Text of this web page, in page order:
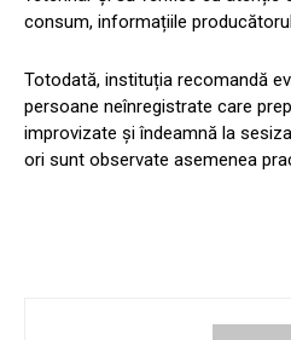
consum, informațiile
Totodată, instituția recomandă
persoane neînregistrate care
improvizate și îndeamnă la
ori sunt observate asemenea